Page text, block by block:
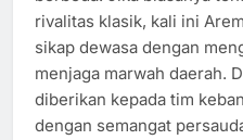
rivalitas klasik, kali ini
sikap dewasa dengan
menjaga marwah daerah.
diberikan kepada tim
dengan semangat